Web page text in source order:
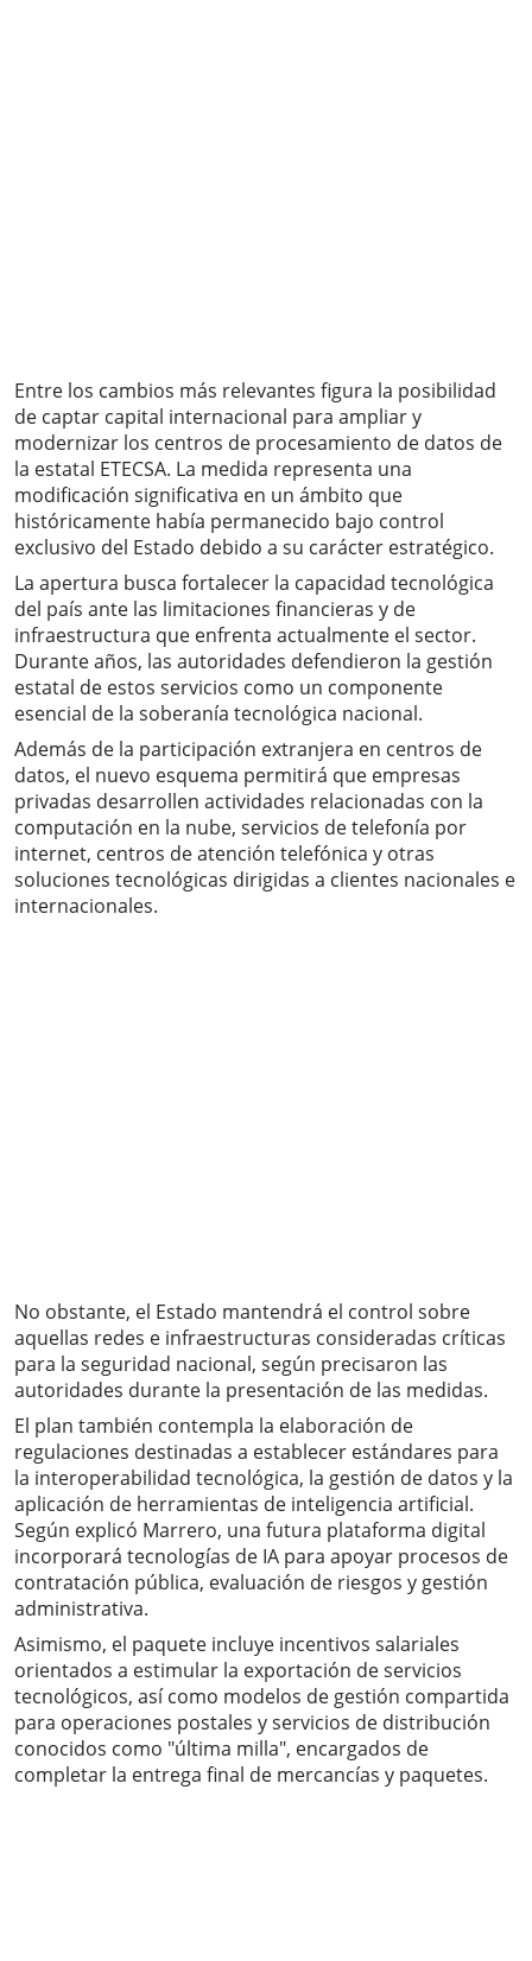
Entre los cambios más relevantes figura la posibilidad
de captar capital internacional para ampliar y
modernizar los centros de procesamiento de datos de
la estatal ETECSA. La medida representa una
modificación significativa en un ámbito que
históricamente había permanecido bajo control
exclusivo del Estado debido a su carácter estratégico.
La apertura busca fortalecer la capacidad tecnológica
del país ante las limitaciones financieras y de
infraestructura que enfrenta actualmente el sector.
Durante años, las autoridades defendieron la gestión
estatal de estos servicios como un componente
esencial de la soberanía tecnológica nacional.
Además de la participación extranjera en centros de
datos, el nuevo esquema permitirá que empresas
privadas desarrollen actividades relacionadas con la
computación en la nube, servicios de telefonía por
internet, centros de atención telefónica y otras
soluciones tecnológicas dirigidas a clientes nacionales e
internacionales.
No obstante, el Estado mantendrá el control sobre
aquellas redes e infraestructuras consideradas críticas
para la seguridad nacional, según precisaron las
autoridades durante la presentación de las medidas.
El plan también contempla la elaboración de
regulaciones destinadas a establecer estándares para
la interoperabilidad tecnológica, la gestión de datos y la
aplicación de herramientas de inteligencia artificial.
Según explicó Marrero, una futura plataforma digital
incorporará tecnologías de IA para apoyar procesos de
contratación pública, evaluación de riesgos y gestión
administrativa.
Asimismo, el paquete incluye incentivos salariales
orientados a estimular la exportación de servicios
tecnológicos, así como modelos de gestión compartida
para operaciones postales y servicios de distribución
conocidos como "última milla", encargados de
completar la entrega final de mercancías y paquetes.